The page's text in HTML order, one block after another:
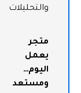
والتحليلات
متجر
يعمل
اليوم…
ومستعد